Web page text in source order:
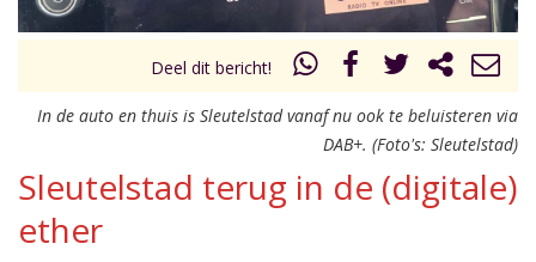
Deel dit bericht!
In de auto en thuis is Sleutelstad vanaf nu ook te beluisteren via
DAB+. (Foto's: Sleutelstad)
Sleutelstad terug in de (digitale)
ether